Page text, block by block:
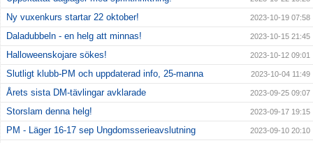
Ny vuxenkurs startar 22 oktober! 2023-10-19 07:58
Daladubbeln - en helg att minnas! 2023-10-15 21:45
Halloweenskojare sökes! 2023-10-12 09:01
Slutligt klubb-PM och uppdaterad info, 25-manna 2023-10-04 11:49
Årets sista DM-tävlingar avklarade 2023-09-25 09:07
Storslam denna helg! 2023-09-17 19:15
PM - Läger 16-17 sep Ungdomsserieavslutning 2023-09-10 20:10